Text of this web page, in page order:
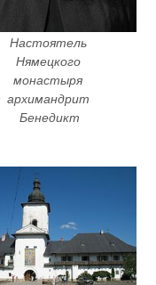
Настоятель
Нямецкого
монастыря
архимандрит
Бенедикт